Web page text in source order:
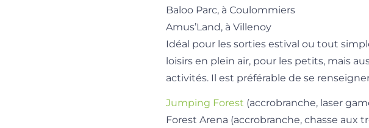
Baloo Parc, à Coulommiers
Amus’Land, à Villenoy
Idéal pour les sorties estival ou tout
loisirs en plein air, pour les petits, mais
activités. Il est préférable de se
Jumping Forest (accrobranche, laser
Forest Arena (accrobranche, chasse aux